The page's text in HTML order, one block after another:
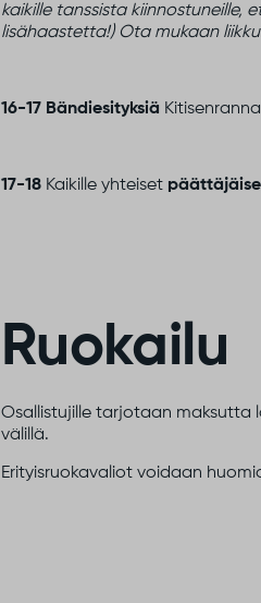
kaikille tanssista kiinnostuneille,
lisähaastetta!) Ota mukaan
16-17 Bändiesityksiä
17-18 Kaikille yhteiset
Ruokailu
Osallistujille tarjotaan maksutta
välillä.
Erityisruokavaliot voidaan